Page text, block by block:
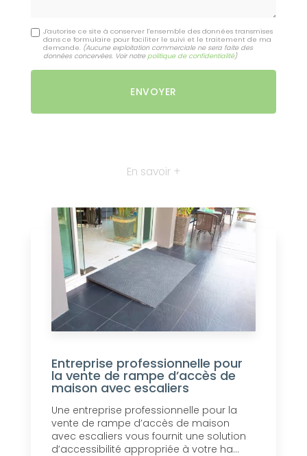
J'autorise ce site à conserver l'ensemble des données transmises
dans ce formulaire pour faciliter le suivi et le traitement de ma
demande. (Aucune exploitation commerciale ne sera faite des
données concervées. Voir notre politique de confidentialité)
En savoir +
Entreprise professionnelle pour
la vente de rampe d’accès de
maison avec escaliers
Une entreprise professionnelle pour la
vente de rampe d’accès de maison
avec escaliers vous fournit une solution
d’accessibilité appropriée à votre ha...